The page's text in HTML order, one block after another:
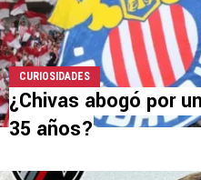
CURIOSIDADES
¿Chivas abogó por
35 años?